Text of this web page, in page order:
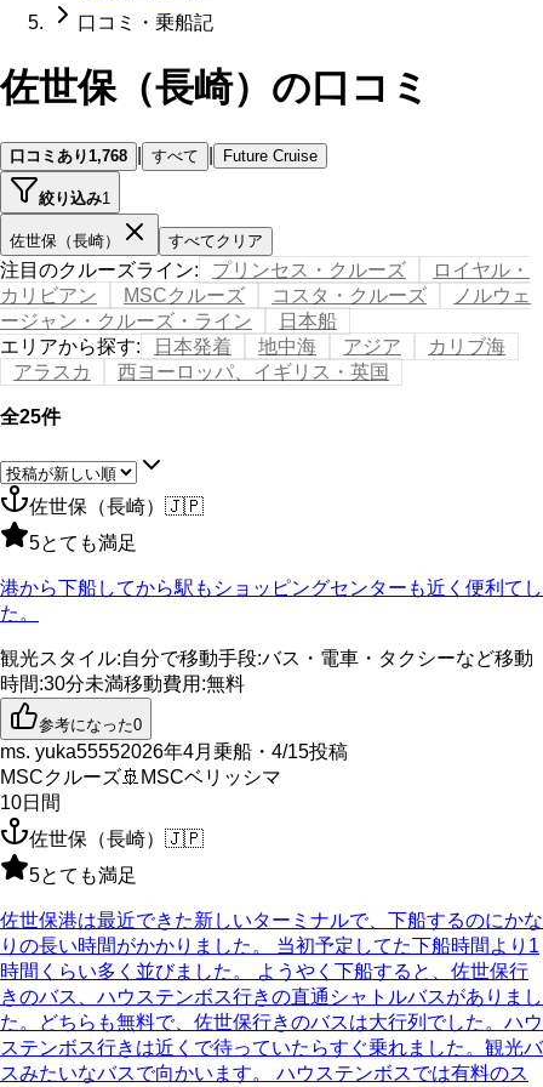
口コミ・乗船記
佐世保（長崎）の口コミ
口コミあり1,768 すべて Future Cruise
絞り込み1
佐世保（長崎） すべてクリア
注目のクルーズライン: プリンセス・クルーズ
ロイヤル・
カリビアン
MSCクルーズ コスタ・クルーズ
ノルウェ
ージャン・クルーズ・ライン
日本船
エリアから探す: 日本発着 地中海 アジア
カリブ海
アラスカ
西ヨーロッパ、イギリス・英国
全25件
佐世保（長崎） 🇯🇵
5とても満足
港から下船してから駅もショッピングセンターも近く便利てし
た。
観光スタイル:自分で移動手段:バス・電車・タクシーなど移動
時間:30分未満移動費用 :無料
参考になった0
ms. yuka55552026年4月乗船・4/15投稿
MSCクルーズ🚢 MSCベリッシマ
10日間
佐世保（長崎） 🇯🇵
5とても満足
佐世保港は最近できた新しいターミナルで、下船するのにかな
りの長い時間がかかりました。 当初予定してた下船時間より1
時間くらい多く並びました。 ようやく下船すると、佐世保行
きのバス、ハウステンボス行きの直通シャトルバスがありまし
た。どちらも無料で、佐世保行きのバスは大行列でした。ハウ
ステンボス行きは近くで待っていたらすぐ乗れました。観光バ
スみたいなバスで向かいます。 ハウステンボスでは有料のス